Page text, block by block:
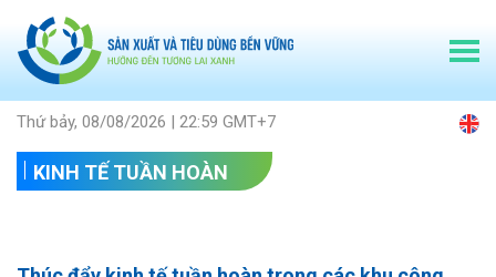
Thứ bảy, 08/08/2026 | 22:59 GMT+7
KINH TẾ TUẦN HOÀN